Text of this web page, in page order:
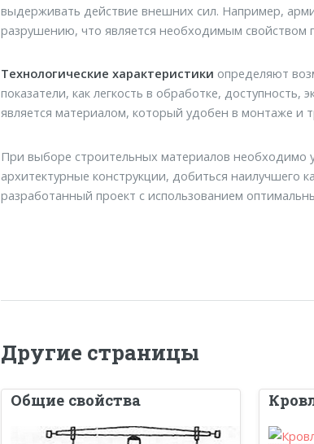
выдерживать действие внешних сил. Например,
разрушению, что является необходимым свойством
Технологические характеристики определяют
показатели, как легкость в обработке,
является материалом, который удобен в монтаже и
При выборе строительных материалов необходимо
архитектурные конструкции, добиться наилучшего
разработанный проект с использованием
Другие страницы
Общие свойства